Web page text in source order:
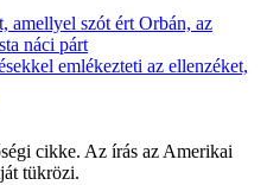
amellyel szót ért Orbán, az
náci párt
emlékezteti az ellenzéket,
cikke. Az írás az Amerikai
tükrözi.